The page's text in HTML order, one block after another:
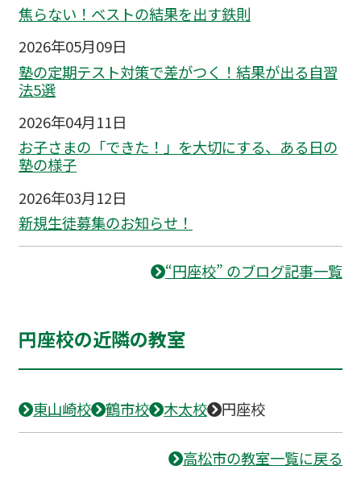
焦らない！ベストの結果を出す鉄則
2026年05月09日
塾の定期テスト対策で差がつく！結果が出る自習
法5選
2026年04月11日
お子さまの「できた！」を大切にする、ある日の
塾の様子
2026年03月12日
新規生徒募集のお知らせ！
“円座校” のブログ記事一覧
円座校の近隣の教室
東山崎校 鶴市校 木太校 円座校
高松市の教室一覧に戻る